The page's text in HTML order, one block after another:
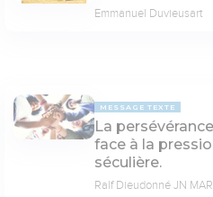
Emmanuel Duvieusart
MESSAGE TEXTE
La
face à la
séculière.
Ralf Dieudonné JN